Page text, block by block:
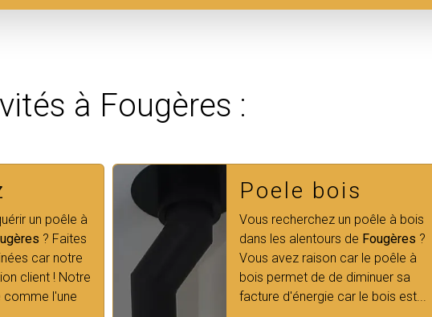
à Fougères :
poêle à bois
Fougères?
le poêle à
sa
le bois est...
Cheminées gaz
Notre entrepriseCôté Cheminées
spécialisée en cheminée à gaz
intervient chez vous à Fougères.
Nous sommes à votre service pour
prendre en charge tous vos ...